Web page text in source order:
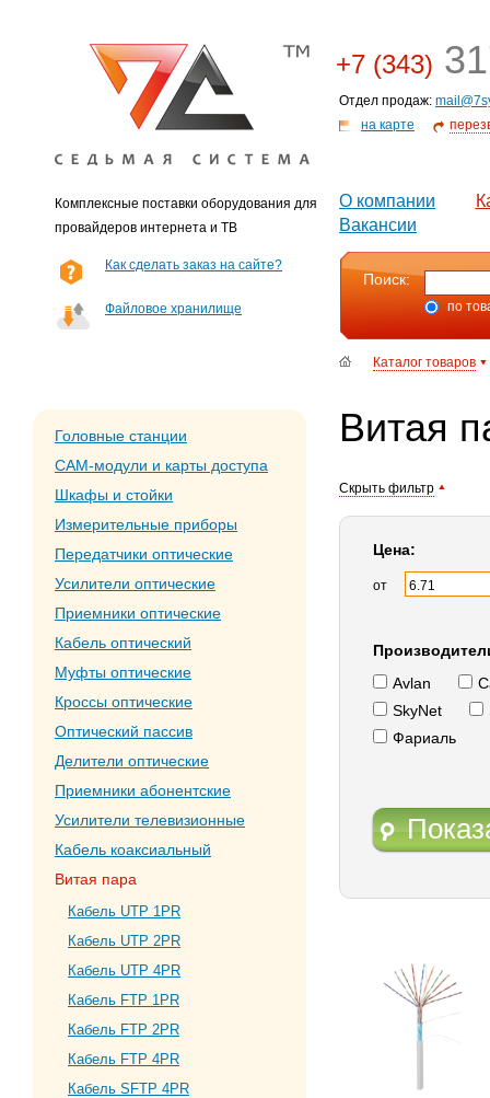
Комплексные поставки оборудования для
провайдеров интернета и ТВ
+7 (343)
Отдел продаж:
на карте
О компании
Вакансии
Как сделать заказ на сайте?
Файловое хранилище
Поиск:
по
Каталог товаров
Головные станции
CAM-модули и карты доступа
Шкафы и стойки
Измерительные приборы
Передатчики оптические
Усилители оптические
Приемники оптические
Кабель оптический
Муфты оптические
Кроссы оптические
Оптический пассив
Делители оптические
Приемники абонентские
Усилители телевизионные
Кабель коаксиальный
Витая пара
Кабель UTP 1PR
Кабель UTP 2PR
Кабель UTP 4PR
Кабель FTP 1PR
Кабель FTP 2PR
Кабель FTP 4PR
Кабель SFTP 4PR
Витая
Скрыть фильтр
Цена:
от
Avlan
SkyNet
Фариаль